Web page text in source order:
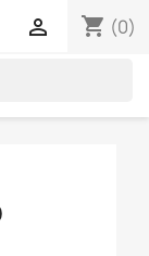
shopping_cart (0)
